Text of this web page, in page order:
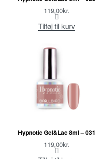
119,00kr.
Tilføj til kurv
Hypnotic Gel&Lac 8ml – 031
119,00kr.